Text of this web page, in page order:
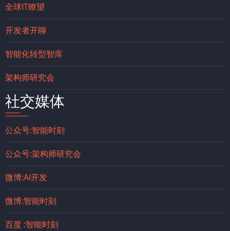
全球IT瞭望
开发者开聊
智能化转型智库
架构师研究会
社交媒体
公众号:智能时刻
公众号:架构师研究会
微博:AI开发
微博:智能时刻
百度 :智能时刻